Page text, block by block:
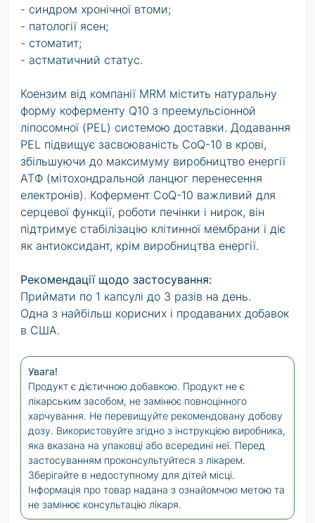
- синдром хронічної втоми;
- патології ясен;
- стоматит;
- астматичний статус.
Коензим від компанії MRM містить натуральну
форму коферменту Q10 з преемульсіонной
ліпосомної (PEL) системою доставки. Додавання
PEL підвищує засвоюваність CoQ-10 в крові,
збільшуючи до максимуму виробництво енергії
АТФ (мітохондральной ланцюг перенесення
електронів). Кофермент CoQ-10 важливий для
серцевої функції, роботи печінки і нирок, він
підтримує стабілізацію клітинної мембрани і діє
як антиоксидант, крім виробництва енергії.
Рекомендації щодо застосування:
Приймати по 1 капсулі до 3 разів на день.
Одна з найбільш корисних і продаваних добавок
в США.
Увага!
Продукт є дієтичною добавкою. Продукт не є
лікарським засобом, не замінює повноцінного
харчування. Не перевищуйте рекомендовану добову
дозу. Використовуйте згідно з інструкцією виробника,
яка вказана на упаковці або всередині неї. Перед
застосуванням проконсультуйтеся з лікарем.
Зберігайте в недоступному для дітей місці.
Інформація про товар надана з ознайомчою метою та
не замінює консультацію лікаря.